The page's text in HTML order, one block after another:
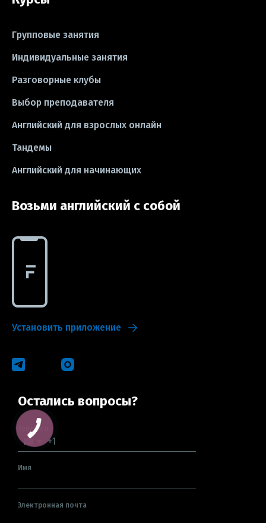
#школа #игры
#CV #резюме
#idioms #эссе
Групповые занятия
Индивидуальные занятия
Разговорные клубы
Выбор преподавателя
Английский для взрослых онлайн
Тандемы
Английский для начинающих
Возьми английский с собой
Установить приложение
Остались вопросы?
Телефон
Имя
Электронная почта